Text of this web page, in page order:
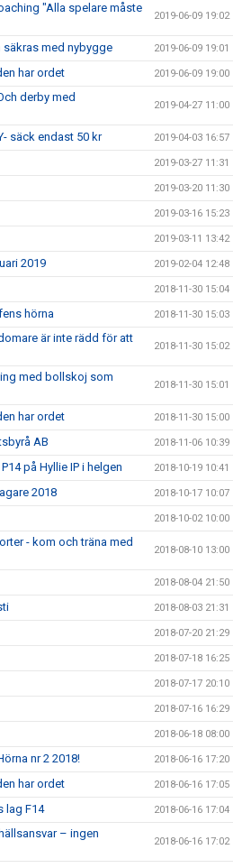
"Alla spelare måste
2019-06-09 19:02
säkras med nybygge 2019-06-09 19:01
har ordet 2019-06-09 19:00
derby med
2019-04-27 11:00
säck endast 50 kr 2019-04-03 16:57
2019-03-27 11:31
2019-03-20 11:30
2019-03-16 15:23
2019-03-11 13:42
2019 2019-02-04 12:48
2018-11-30 15:04
hörna 2018-11-30 15:03
är inte rädd för att
2018-11-30 15:02
med bollskoj som
2018-11-30 15:01
har ordet 2018-11-30 15:00
AB 2018-11-06 10:39
på Hyllie IP i helgen 2018-10-19 10:41
2018 2018-10-17 10:07
2018-10-02 10:00
- kom och träna med
2018-08-10 13:00
2018-08-04 21:50
2018-08-03 21:31
2018-07-20 21:29
2018-07-18 16:25
2018-07-17 20:10
2018-07-16 16:29
2018-06-18 08:00
nr 2 2018! 2018-06-16 17:20
har ordet 2018-06-16 17:05
lag F14 2018-06-16 17:04
– ingen
2018-06-16 17:02